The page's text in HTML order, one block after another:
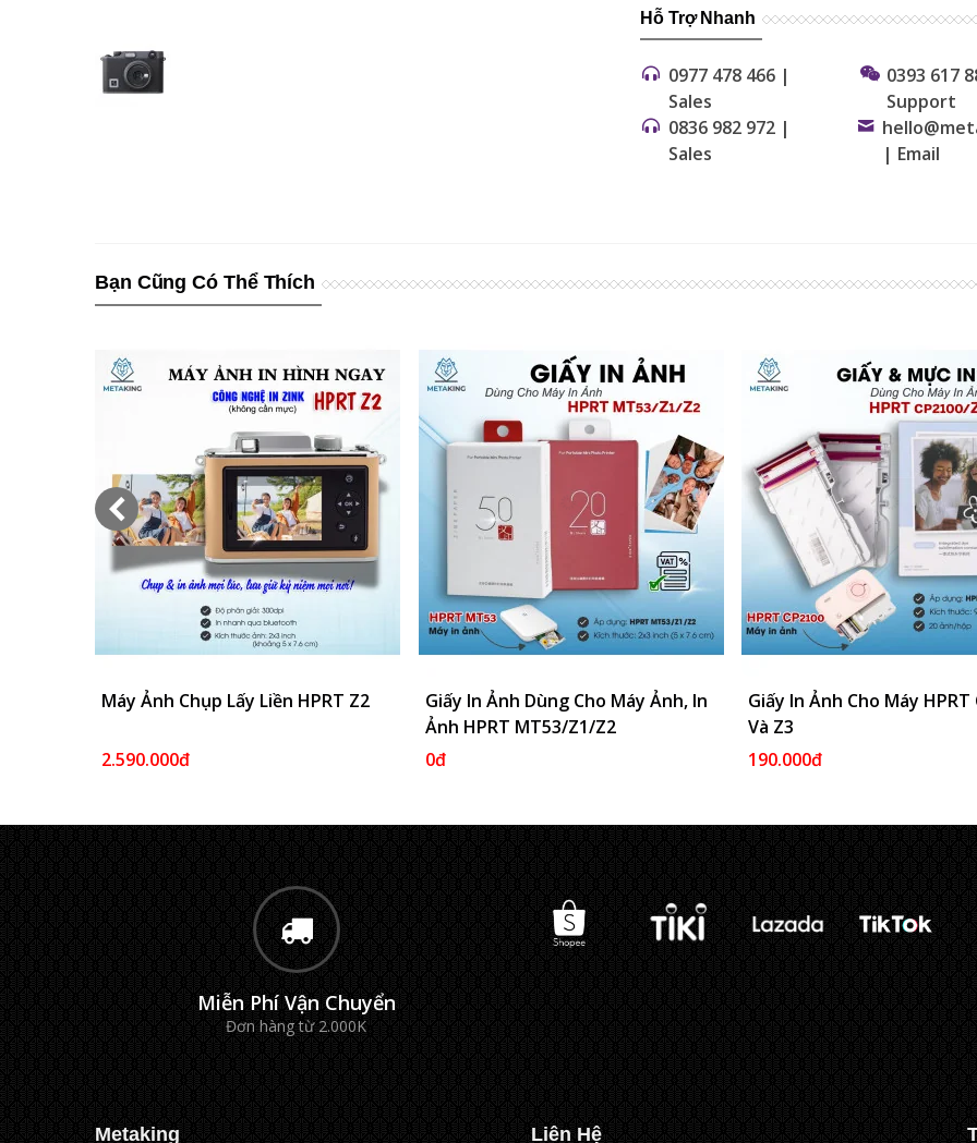
Hỗ Trợ Nhanh
0977 478 466 |
Sales
0836 982 972 |
Sales
0393 617
Support
| Email
Bạn Cũng Có Thể Thích
Thêm Vào Giỏ
Máy Ảnh Chụp Lấy Liền HPRT Z2
2.590.000đ
Thêm Vào Giỏ
Giấy In Ảnh Dùng Cho Máy Ảnh, In
Ảnh HPRT MT53/Z1/Z2
0đ
Thêm
Giấy In Ảnh Cho Máy HPRT
Và Z3
190.000đ
Miễn Phí Vận Chuyển
Đơn hàng từ 2.000K
Metaking Liên Hệ